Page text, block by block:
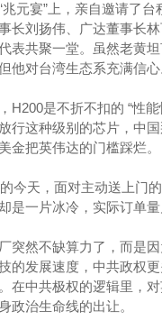
元宴”上，亲自邀请了
长刘扬伟、广达董事长
表共聚一堂。虽然老黄
他对台湾生态系充满信心
H200是不折不扣的 “性
行这种级别的芯片，中
金把英伟达的门槛踩烂。
今天，面对主动送上门
是一片冰冷，实际订单量
突然不缺算力了，而是
的发展速度，中共政权
在中共极权的逻辑里，
政治生命线的出让。